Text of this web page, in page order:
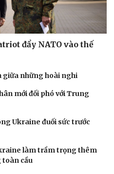
đẩy NATO vào thế
giữa những hoài nghi
mới đối phó với Trung
Ukraine đuối sức trước
làm trầm trọng thêm
toàn cầu